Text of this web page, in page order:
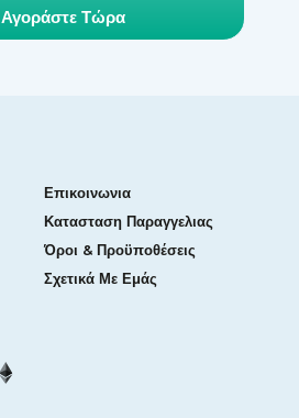
Αγοράστε Τώρα
Επικοινωνια
Κατασταση Παραγγελιας
Όροι & Προϋποθέσεις
Σχετικά Με Εμάς